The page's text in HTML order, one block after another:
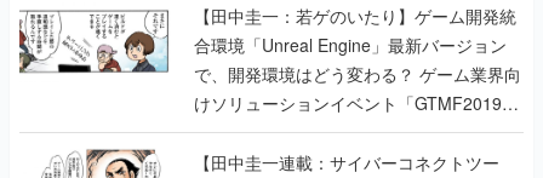
【田中圭一：若ゲのいたり】ゲーム開発統
合環境「Unreal Engine」最新バージョン
で、開発環境はどう変わる？ ゲーム業界向
けソリューションイベント「GTMF2019」
に行って、より理解を深めよう【PR】
【田中圭一連載：サイバーコネクトツー